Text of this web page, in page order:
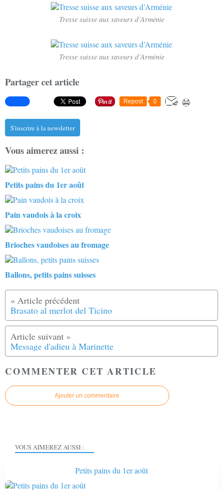
Tresse suisse aux saveurs d’Arménie
Tresse suisse aux saveurs d’Arménie
Partager cet article
Repost 0
S'inscrire à la newsletter
Vous aimerez aussi :
Petits pains du 1er août
Pain vaudois à la croix
Brioches vaudoises au fromage
Ballons, petits pains suisses
Brasato al merlot del Ticino
Message d'adieu à Marinette
COMMENTER CET ARTICLE
Ajouter un commentaire
VOUS AIMEREZ AUSSI :
Petits pains du 1er août